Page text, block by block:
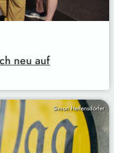
neu auf
Simon Helfensdörfer